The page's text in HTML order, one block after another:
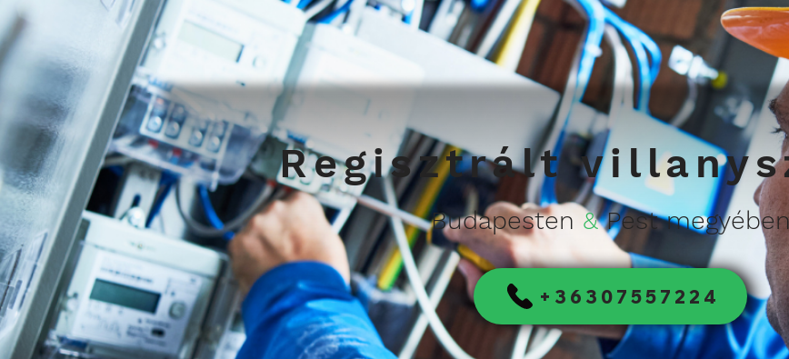
Budapesten &Pest megyében
Regisztrált
+36307557224